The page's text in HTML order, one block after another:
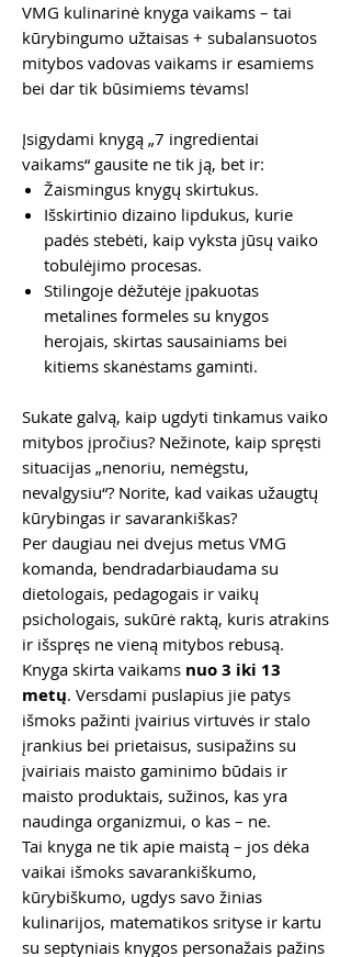
VMG kulinarinė knyga vaikams – tai
kūrybingumo užtaisas + subalansuotos
mitybos vadovas vaikams ir esamiems
bei dar tik būsimiems tėvams!
Įsigydami knygą „7 ingredientai
vaikams“ gausite ne tik ją, bet ir:
Žaismingus knygų skirtukus.
Išskirtinio dizaino lipdukus, kurie
padės stebėti, kaip vyksta jūsų vaiko
tobulėjimo procesas.
Stilingoje dėžutėje įpakuotas
metalines formeles su knygos
herojais, skirtas sausainiams bei
kitiems skanėstams gaminti.
Sukate galvą, kaip ugdyti tinkamus vaiko
mitybos įpročius? Nežinote, kaip spręsti
situacijas „nenoriu, nemėgstu,
nevalgysiu“? Norite, kad vaikas užaugtų
kūrybingas ir savarankiškas?
Per daugiau nei dvejus metus VMG
komanda, bendradarbiaudama su
dietologais, pedagogais ir vaikų
psichologais, sukūrė raktą, kuris atrakins
ir išspręs ne vieną mitybos rebusą.
Knyga skirta vaikams nuo 3 iki 13
metų. Versdami puslapius jie patys
išmoks pažinti įvairius virtuvės ir stalo
įrankius bei prietaisus, susipažins su
įvairiais maisto gaminimo būdais ir
maisto produktais, sužinos, kas yra
naudinga organizmui, o kas – ne.
Tai knyga ne tik apie maistą – jos dėka
vaikai išmoks savarankiškumo,
kūrybiškumo, ugdys savo žinias
kulinarijos, matematikos srityse ir kartu
su septyniais knygos personažais pažins